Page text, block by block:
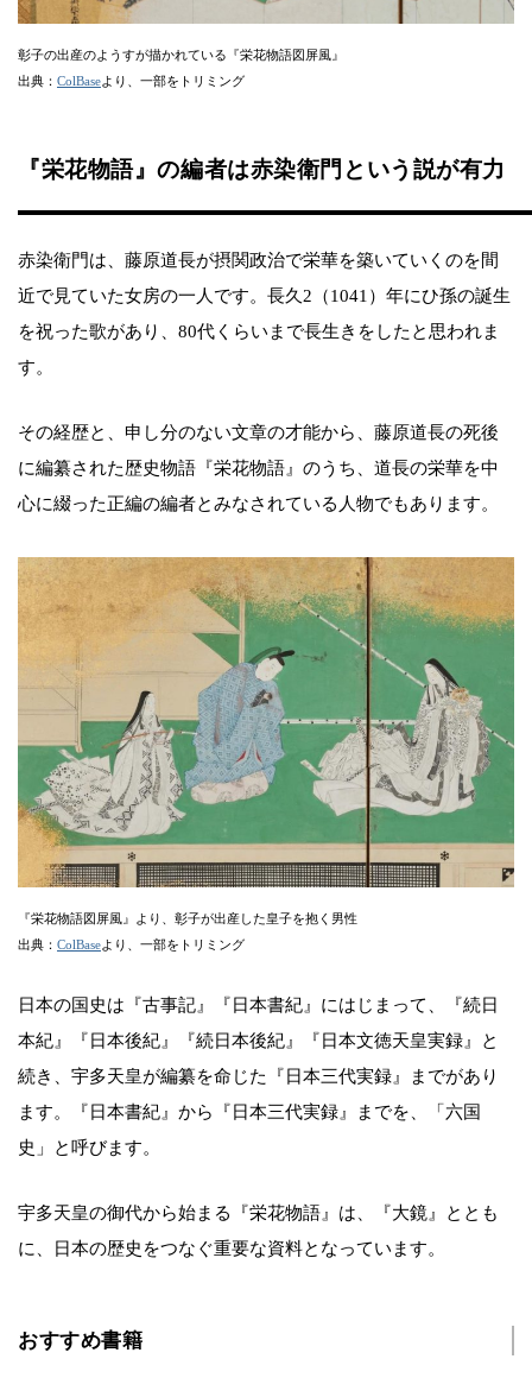
彰子の出産のようすが描かれている『栄花物語図屏風』
出典： ColBaseより、一部をトリミング
『栄花物語』の編者は赤染衛門という説が有力
赤染衛門は、藤原道長が摂関政治で栄華を築いていくのを間
近で見ていた女房の一人です。長久2（1041）年にひ孫の誕生
を祝った歌があり、80代くらいまで長生きをしたと思われま
す。
その経歴と、申し分のない文章の才能から、藤原道長の死後
に編纂された歴史物語『栄花物語』のうち、道長の栄華を中
心に綴った正編の編者とみなされている人物でもあります。
『栄花物語図屏風』より、彰子が出産した皇子を抱く男性
出典： ColBaseより、一部をトリミング
日本の国史は『古事記』『日本書紀』にはじまって、『続日
本紀』『日本後紀』『続日本後紀』『日本文徳天皇実録』と
続き、宇多天皇が編纂を命じた『日本三代実録』までがあり
ます。『日本書紀』から『日本三代実録』までを、「六国
史」と呼びます。
宇多天皇の御代から始まる『栄花物語』は、『大鏡』ととも
に、日本の歴史をつなぐ重要な資料となっています。
おすすめ書籍